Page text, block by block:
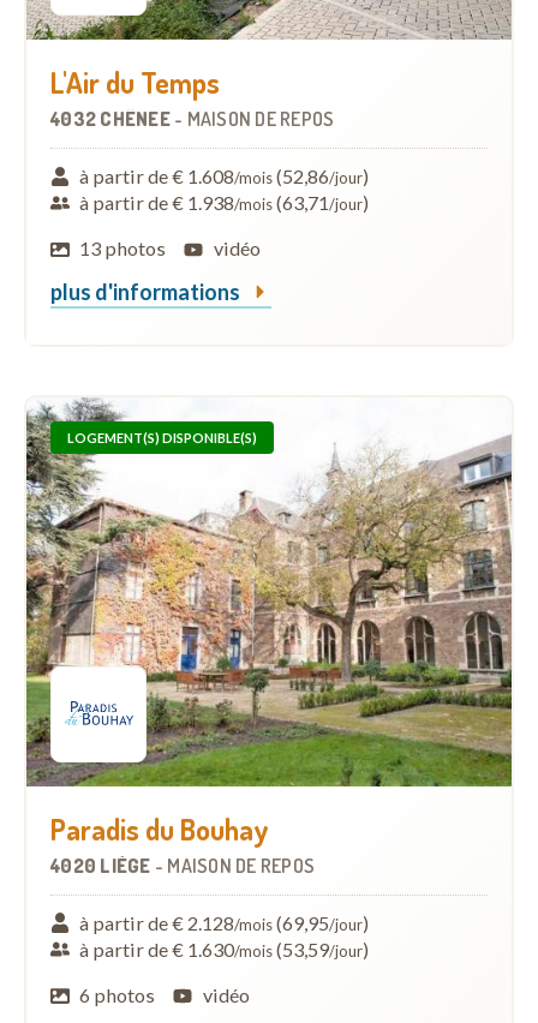
L'Air du Temps
4032 CHÊNEE - MAISON DE REPOS
à partir de € 1.608/mois(52,86/jour)
à partir de € 1.938/mois(63,71/jour)
13 photos
vidéo
plus d'informations
LOGEMENT(S) DISPONIBLE(S)
Paradis du Bouhay
4020 LIÈGE - MAISON DE REPOS
à partir de € 2.128/mois(69,95/jour)
à partir de € 1.630/mois(53,59/jour)
6 photos
vidéo